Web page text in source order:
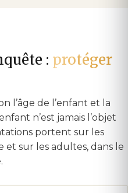
: protéger
l’âge de l’enfant et la
n’est jamais l’objet
portent sur les
et sur les adultes, dans le